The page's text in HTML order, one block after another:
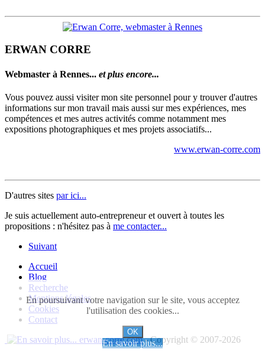
ERWAN CORRE
Webmaster à Rennes... et plus encore...
Vous pouvez aussi visiter mon site personnel pour y trouver d'autres
informations sur mon travail mais aussi sur mes expériences, mes
compétences et mes autres activités comme notamment mes
expositions photographiques et mes projets associatifs...
www.erwan-corre.com
D'autres sites par ici...
Je suis actuellement auto-entrepreneur et ouvert à toutes les
propositions : n'hésitez pas à me contacter...
Suivant
Accueil
Blog
Recherche
Mentions légales
Cookies
Contact
erwan-corre.com- Copyright © 2007-2026
En poursuivant votre navigation sur le site, vous acceptez
l'utilisation des cookies...
OK
En savoir plus...